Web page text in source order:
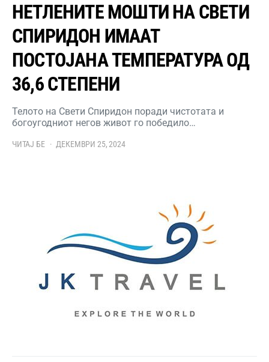
НЕТЛЕНИТЕ МОШТИ НА СВЕТИ
СПИРИДОН ИМААТ
ПОСТОЈАНА ТЕМПЕРАТУРА ОД
36,6 СТЕПЕНИ
Телото на Свети Спиридон поради чистотата и
богоугодниот негов живот го победило…
ЧИТАЈ БЕ ДЕКЕМВРИ 25, 2024